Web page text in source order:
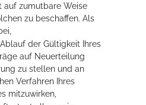
auf zumutbare Weise
zu beschaffen. Als
der Gültigkeit Ihres
auf Neuerteilung
zu stellen und an
Verfahren Ihres
mitzuwirken,